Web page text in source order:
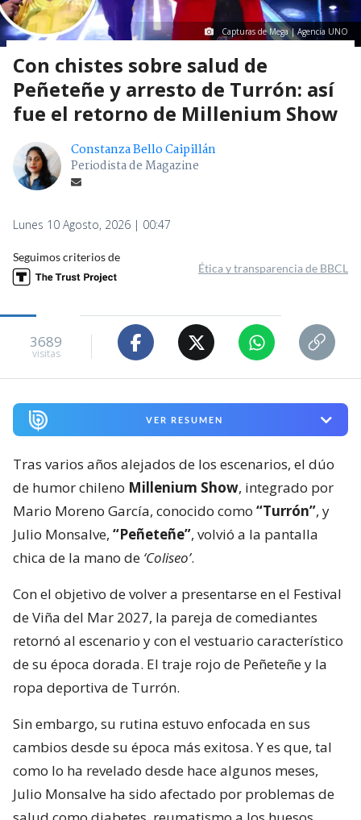
Capturas de Mega | Agencia UNO
Con chistes sobre salud de
Peñeteñe y arresto de Turrón: así
fue el retorno de Millenium Show
Constanza Bello Caipillán
Periodista de Magazine
Lunes 10 Agosto, 2026 | 00:47
Seguimos criterios de
Ética y transparencia de BBCL
3689
visitas
VER RESUMEN
Tras varios años alejados de los escenarios, el dúo
de humor chileno Millenium Show, integrado por
Mario Moreno García, conocido como “Turrón”, y
Julio Monsalve, “Peñeteñe”, volvió a la pantalla
chica de la mano de ‘Coliseo’.
Con el objetivo de volver a presentarse en el Festival
de Viña del Mar 2027, la pareja de comediantes
retornó al escenario y con el vestuario característico
de su época dorada. El traje rojo de Peñeteñe y la
ropa deportiva de Turrón.
Sin embargo, su rutina estuvo enfocada en sus
cambios desde su época más exitosa. Y es que, tal
como lo ha revelado desde hace algunos meses,
Julio Monsalve ha sido afectado por problemas de